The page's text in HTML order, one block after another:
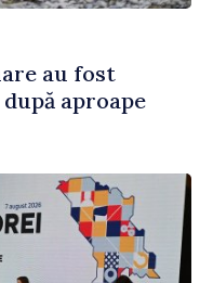
au fost
aproape